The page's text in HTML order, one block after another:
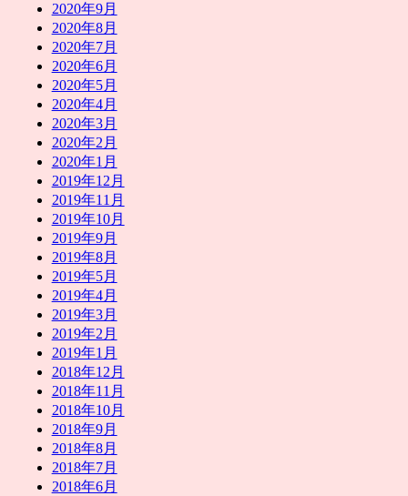
2020年9月
2020年8月
2020年7月
2020年6月
2020年5月
2020年4月
2020年3月
2020年2月
2020年1月
2019年12月
2019年11月
2019年10月
2019年9月
2019年8月
2019年5月
2019年4月
2019年3月
2019年2月
2019年1月
2018年12月
2018年11月
2018年10月
2018年9月
2018年8月
2018年7月
2018年6月